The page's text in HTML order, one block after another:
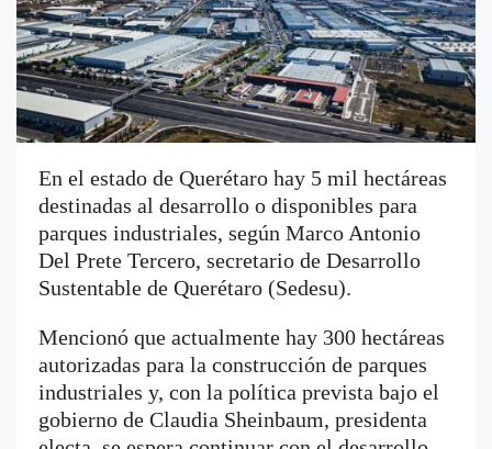
En el estado de Querétaro hay 5 mil hectáreas
destinadas al desarrollo o disponibles para
parques industriales, según Marco Antonio
Del Prete Tercero, secretario de Desarrollo
Sustentable de Querétaro (Sedesu).
Mencionó que actualmente hay 300 hectáreas
autorizadas para la construcción de parques
industriales y, con la política prevista bajo el
gobierno de Claudia Sheinbaum, presidenta